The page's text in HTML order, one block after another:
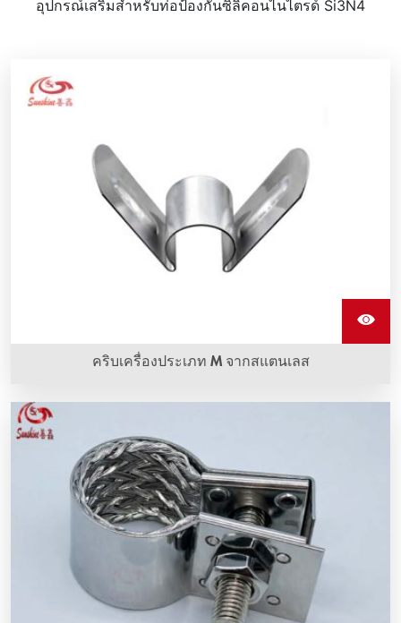
อุปกรณ์เสริมสําหรับท่อป้องกันซิลิคอนไนไตรด์ Si3N4
คริบเครื่องประเภท M จากสแตนเลส
คริบเครื่องประเภท M จากสแตนเลสเป็นอุปกรณ์ที่ใช้ครอบองค์
ประกอบทำความร้อนซิลิคอนคาร์บิดและทำจากสแตนเลส
คุณภาพดี